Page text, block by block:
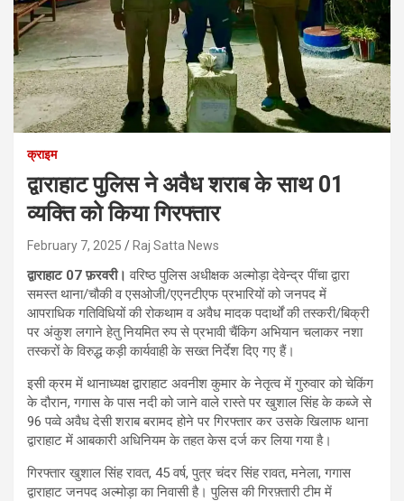
क्राइम
द्वाराहाट पुलिस ने अवैध शराब के साथ 01
व्यक्ति को किया गिरफ्तार
February 7, 2025 Raj Satta News
द्वाराहाट 07 फ़रवरी। वरिष्ठ पुलिस अधीक्षक अल्मोड़ा देवेन्द्र पींचा द्वारा
समस्त थाना/चौकी व एसओजी/एएनटीएफ प्रभारियों को जनपद में
आपराधिक गतिविधियों की रोकथाम व अवैध मादक पदार्थों की तस्करी/बिक्री
पर अंकुश लगाने हेतु नियमित रुप से प्रभावी चैंकिग अभियान चलाकर नशा
तस्करों के विरुद्ध कड़ी कार्यवाही के सख्त निर्देश दिए गए हैं।
इसी क्रम में थानाध्यक्ष द्वाराहाट अवनीश कुमार के नेतृत्व में गुरुवार को चेकिंग
के दौरान, गगास के पास नदी को जाने वाले रास्ते पर खुशाल सिंह के कब्जे से
96 पव्वे अवैध देसी शराब बरामद होने पर गिरफ्तार कर उसके खिलाफ थाना
द्वाराहाट में आबकारी अधिनियम के तहत केस दर्ज कर लिया गया है।
गिरफ्तार खुशाल सिंह रावत, 45 वर्ष, पुत्र चंदर सिंह रावत, मनेला, गगास
द्वाराहाट जनपद अल्मोड़ा का निवासी है। पुलिस की गिरफ़्तारी टीम में